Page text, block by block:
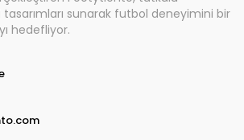
sunarak futbol deneyimini bir
hedefliyor.